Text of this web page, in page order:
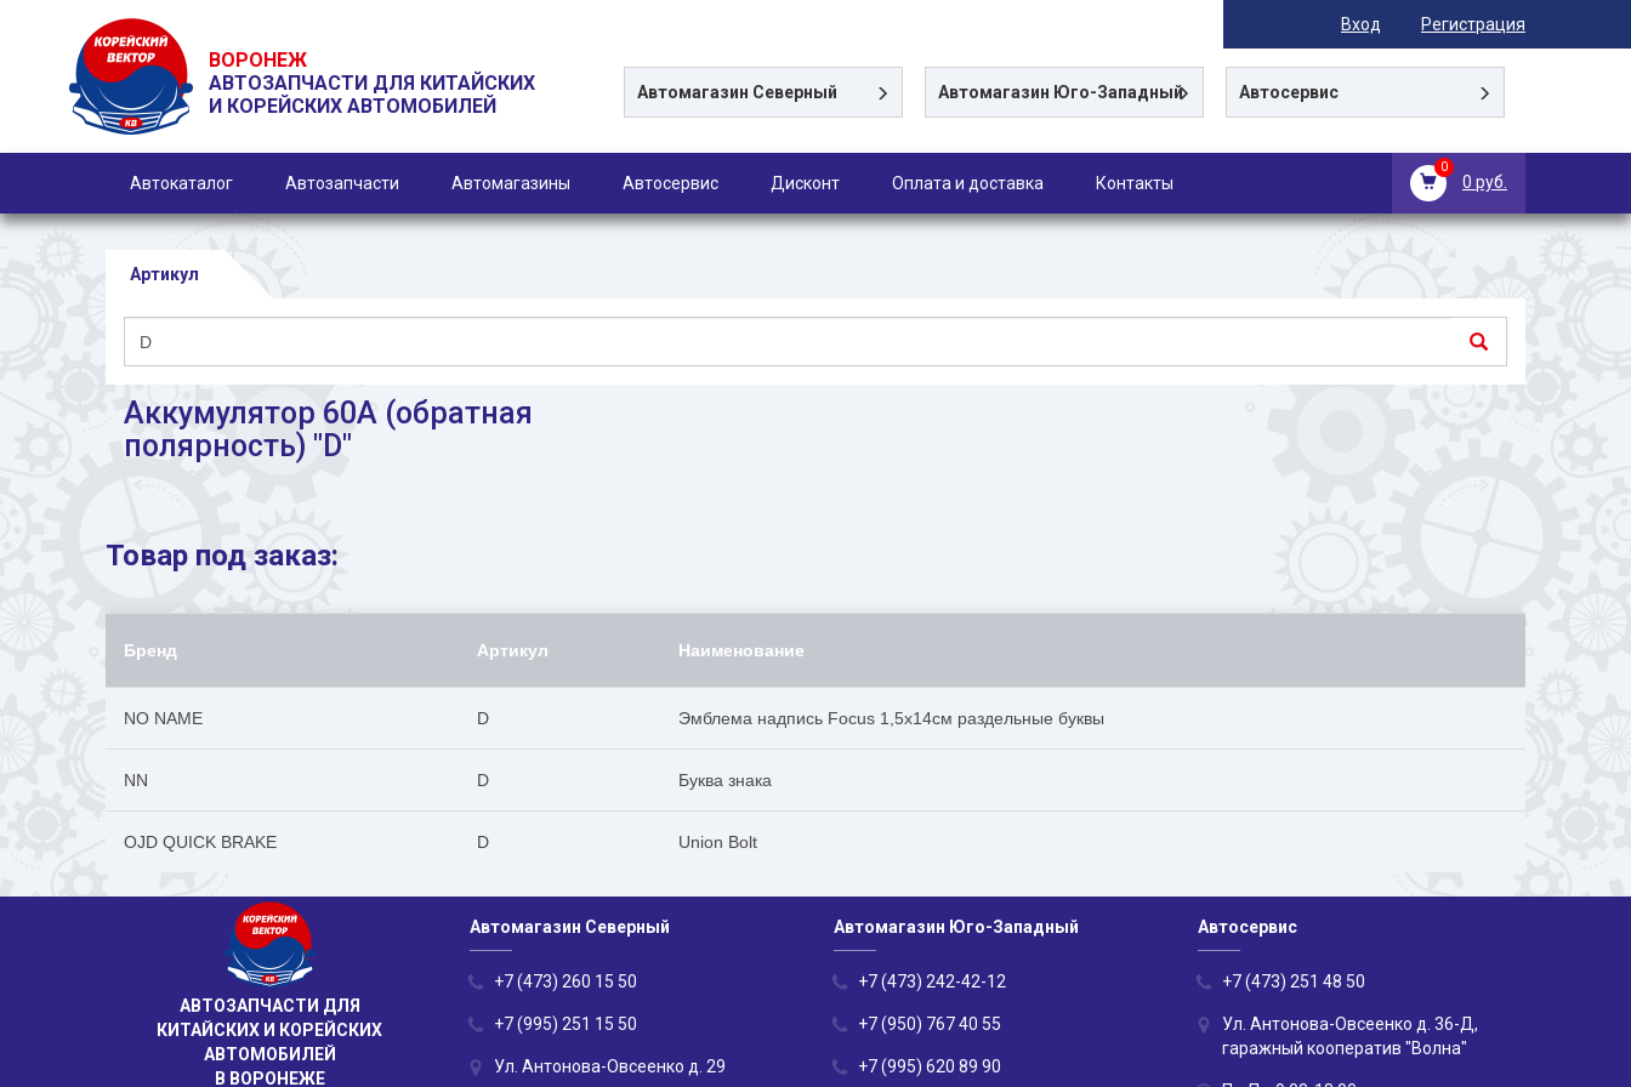
Вход Регистрация
ВОРОНЕЖ
АВТОЗАПЧАСТИ ДЛЯ КИТАЙСКИХ
И КОРЕЙСКИХ АВТОМОБИЛЕЙ
Автомагазин Северный Автомагазин Юго-Западный Автосервис
0
0 руб.
Автокаталог Автозапчасти Автомагазины Автосервис Дисконт Оплата и доставка Контакты
Артикул
Аккумулятор 60А (обратная
полярность) "D"
Товар под заказ:
Бренд Артикул Наименование
NO NAME D Эмблема надпись Focus 1,5х14см раздельные буквы
NN D Буква знака
OJD QUICK BRAKE D Union Bolt
АВТОЗАПЧАСТИ ДЛЯ
КИТАЙСКИХ И КОРЕЙСКИХ
АВТОМОБИЛЕЙ
В ВОРОНЕЖЕ
Автомагазин Северный
+7 (473) 260 15 50
+7 (995) 251 15 50
Ул. Антонова-Овсеенко д. 29
Автомагазин Юго-Западный
+7 (473) 242-42-12
+7 (950) 767 40 55
+7 (995) 620 89 90
Автосервис
+7 (473) 251 48 50
Ул. Антонова-Овсеенко д. 36-Д,
гаражный кооператив "Волна"